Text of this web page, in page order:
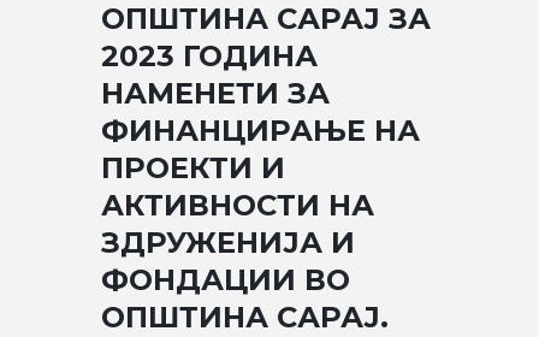
ОПШТИНА САРАЈ ЗА
2023 ГОДИНА
НАМЕНЕТИ ЗА
ФИНАНЦИРАЊЕ НА
ПРОЕКТИ И
АКТИВНОСТИ НА
ЗДРУЖЕНИЈА И
ФОНДАЦИИ ВО
ОПШТИНА САРАЈ.